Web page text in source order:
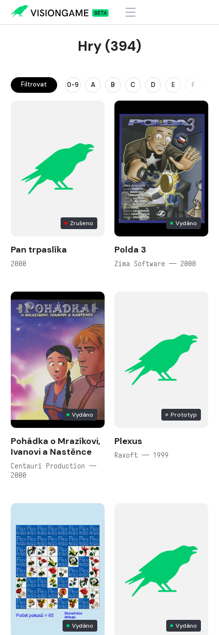
Hry (394)
Filtrovat 0-9 A B C D E F
Zrušeno
Pan trpaslíka
2000
Vydáno
Polda 3
Zima Software — 2000
Vydáno
Pohádka o Mrazíkovi,
Ivanovi a Nastěnce
Centauri Production —
2000
Prototyp
Plexus
Raxoft — 1999
Vydáno Vydáno